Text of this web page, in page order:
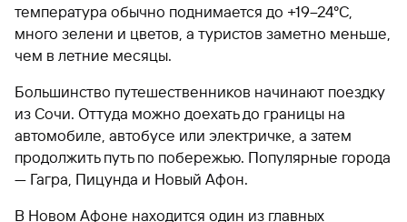
температура обычно поднимается до +19–24°C,
много зелени и цветов, а туристов заметно меньше,
чем в летние месяцы.
Большинство путешественников начинают поездку
из Сочи. Оттуда можно доехать до границы на
автомобиле, автобусе или электричке, а затем
продолжить путь по побережью. Популярные города
— Гагра, Пицунда и Новый Афон.
В Новом Афоне находится один из главных